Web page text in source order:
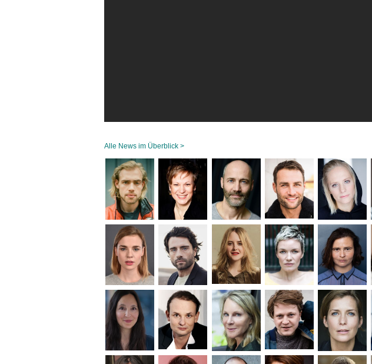
Alle News im Überblick >
Navigation
überspringen